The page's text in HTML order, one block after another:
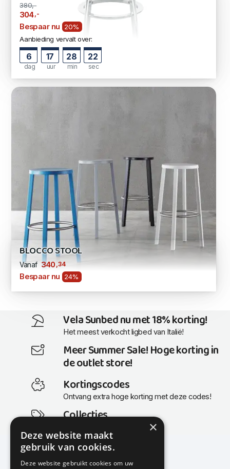
380,-
304,-
Bespaar nu
20%
Aanbieding vervalt over:
6
dag
17
uur
28
min
21
sec
BLOCCO STOOL
Vanaf 340 ,34
Bespaar nu 24%
Vela Sunbed nu met 18% korting!
Het meest verkocht ligbed van Italië!
Meer Summer Sale! Hoge korting in
de outlet store!
Kortingscodes
Ontvang extra hoge korting met deze codes!
Collecties
Actuele en populaire collecties
×
Deze website maakt
gebruik van cookies.
Deze website gebruikt cookies om uw